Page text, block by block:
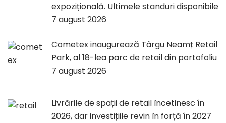
expozițională. Ultimele standuri disponibile
7 august 2026
Cometex inaugurează Târgu Neamț Retail
Park, al 18-lea parc de retail din portofoliu
7 august 2026
Livrările de spații de retail încetinesc în
2026, dar investițiile revin în forță în 2027